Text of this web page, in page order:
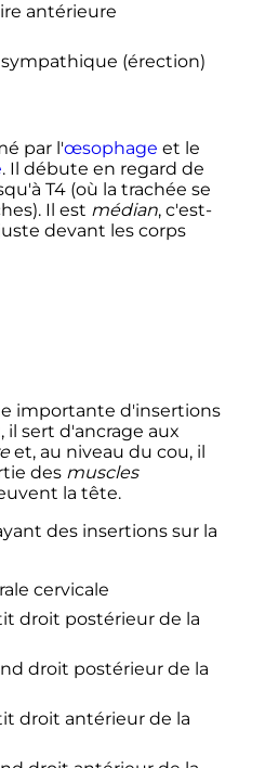
antérieure
(érection)
par l'œsophage et le
. Il débute en regard de
T4 (où la trachée se
Il est médian, c'est-
devant les corps
importante d'insertions
il sert d'ancrage aux
et, au niveau du cou, il
des muscles
la tête.
des insertions sur la
cervicale
droit postérieur de la
droit postérieur de la
droit antérieur de la